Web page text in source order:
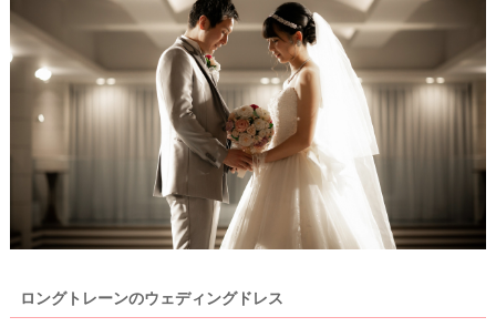
ロングトレーンのウェディングドレス